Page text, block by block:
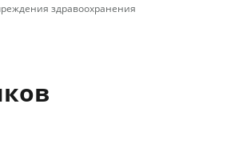
здравоохранения